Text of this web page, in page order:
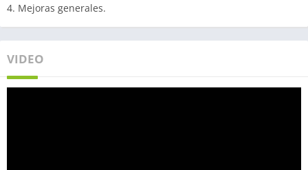
4. Mejoras generales.
VIDEO